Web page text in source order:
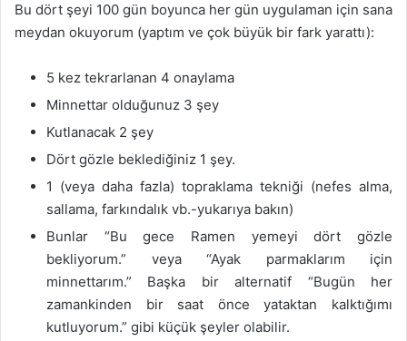
Bu dört şeyi 100 gün boyunca her gün uygulaman için sana
meydan okuyorum (yaptım ve çok büyük bir fark yarattı):
5 kez tekrarlanan 4 onaylama
Minnettar olduğunuz 3 şey
Kutlanacak 2 şey
Dört gözle beklediğiniz 1 şey.
1 (veya daha fazla) topraklama tekniği (nefes alma,
sallama, farkındalık vb.-yukarıya bakın)
Bunlar “Bu gece Ramen yemeyi dört gözle
bekliyorum.” veya “Ayak parmaklarım için
minnettarım.” Başka bir alternatif “Bugün her
zamankinden bir saat önce yataktan kalktığımı
kutluyorum.” gibi küçük şeyler olabilir.